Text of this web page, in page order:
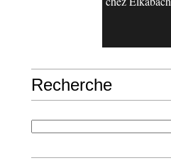
Recherche